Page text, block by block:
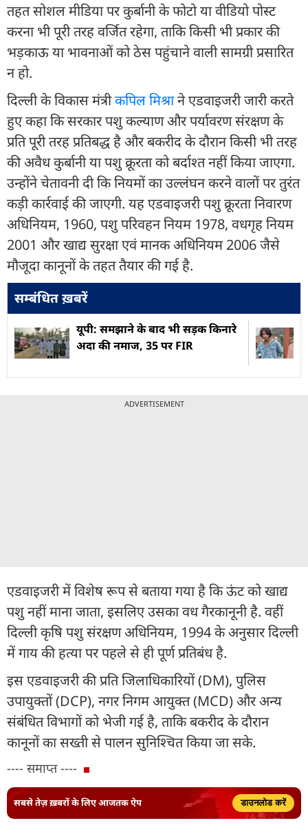
तहत सोशल मीडिया पर कुर्बानी के फोटो या वीडियो पोस्ट
करना भी पूरी तरह वर्जित रहेगा, ताकि किसी भी प्रकार की
भड़काऊ या भावनाओं को ठेस पहुंचाने वाली सामग्री प्रसारित
न हो.
दिल्ली के विकास मंत्रीकपिल मिश्राने एडवाइजरी जारी करते
हुए कहा कि सरकार पशु कल्याण और पर्यावरण संरक्षण के
प्रति पूरी तरह प्रतिबद्ध है और बकरीद के दौरान किसी भी तरह
की अवैध कुर्बानी या पशु क्रूरता को बर्दाश्त नहीं किया जाएगा.
उन्होंने चेतावनी दी कि नियमों का उल्लंघन करने वालों पर तुरंत
कड़ी कार्रवाई की जाएगी. यह एडवाइजरी पशु क्रूरता निवारण
अधिनियम, 1960, पशु परिवहन नियम 1978, वधगृह नियम
2001 और खाद्य सुरक्षा एवं मानक अधिनियम 2006 जैसे
मौजूदा कानूनों के तहत तैयार की गई है.
सम्बंधित ख़बरें
यूपी: समझाने के बाद भी सड़क किनारे
अदा की नमाज, 35 पर FIR
ADVERTISEMENT
एडवाइजरी में विशेष रूप से बताया गया है कि ऊंट को खाद्य
पशु नहीं माना जाता, इसलिए उसका वध गैरकानूनी है. वहीं
दिल्ली कृषि पशु संरक्षण अधिनियम, 1994 के अनुसार दिल्ली
में गाय की हत्या पर पहले से ही पूर्ण प्रतिबंध है.
इस एडवाइजरी की प्रति जिलाधिकारियों (DM), पुलिस
उपायुक्तों (DCP), नगर निगम आयुक्त (MCD) और अन्य
संबंधित विभागों को भेजी गई है, ताकि बकरीद के दौरान
कानूनों का सख्ती से पालन सुनिश्चित किया जा सके.
---- समाप्त ----
सबसे तेज़ ख़बरों के लिए आजतक ऐप डाउनलोड करें